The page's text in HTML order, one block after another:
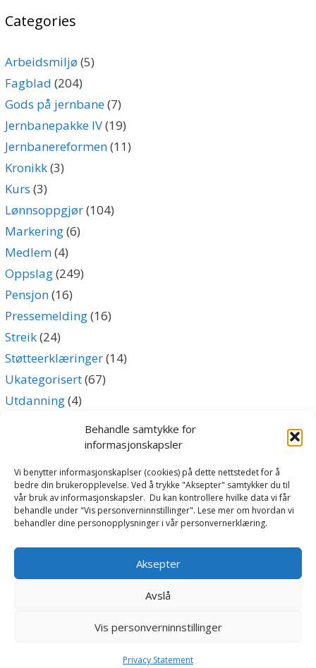
Behandle samtykke for
informasjonskapsler
Vi benytter informasjonskaplser (cookies) på dette nettstedet for å
bedre din brukeropplevelse. Ved å trykke "Aksepter" samtykker du til
vår bruk av informasjonskapsler. Du kan kontrollere hvilke data vi får
behandle under "Vis personverninnstillinger". Lese mer om hvordan vi
behandler dine personopplysninger i vår personvernerklæring.
Aksepter
Avslå
Vis personverninnstillinger
Privacy Statement
Categories
Arbeidsmiljø (5)
Fagblad (204)
Gods på jernbane(7)
Jernbanepakke IV(19)
Jernbanereformen(11)
Kronikk(3)
Kurs (3)
Lønnsoppgjør(104)
Markering(6)
Medlem(4)
Oppslag(249)
Pensjon(16)
Pressemelding(16)
Streik(24)
Støtteerklæringer(14)
Ukategorisert(67)
Utdanning(4)
Archives
Følg oss
nlf@lokmann.no|